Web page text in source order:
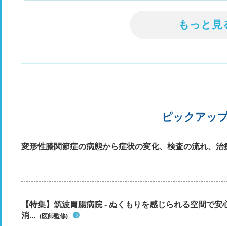
もっと見
ピックアッ
変形性膝関節症の病態から症状の変化、検査の流れ、治
【特集】筑波胃腸病院 - ぬくもりを感じられる空間で
消... (医師監修)